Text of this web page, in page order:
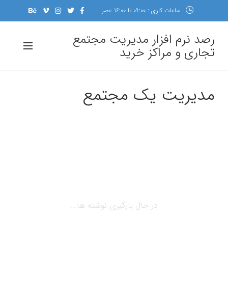
ساعات کاری : 09:00 تا 16:00 عصر
رصد نرم افزار مدیریت مجتمع
تجاری و مراکز خرید
مدیریت یک مجتمع
در حال بارگیری نوشته ها...